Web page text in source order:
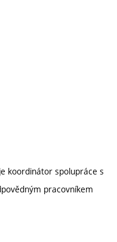
koordinátor spolupráce s
pracovníkem